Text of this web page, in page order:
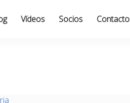
Vídeos Socios Contacto